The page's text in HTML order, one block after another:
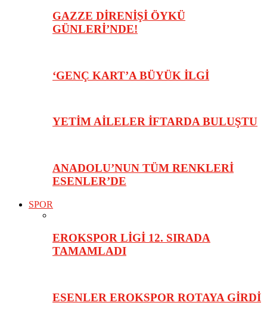
GAZZE DİRENİŞİ ÖYKÜ
GÜNLERİ’NDE!
‘GENÇ KART’A BÜYÜK İLGİ
YETİM AİLELER İFTARDA BULUŞTU
ANADOLU’NUN TÜM RENKLERİ
ESENLER’DE
SPOR
EROKSPOR LİGİ 12. SIRADA
TAMAMLADI
ESENLER EROKSPOR ROTAYA GİRDİ